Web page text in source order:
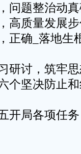
问题整治动
高质量发展
正确_落地生
研讨，筑牢
个坚决防止
开局各项任